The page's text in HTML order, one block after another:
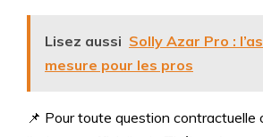
Lisez aussi Solly Azar Pro :
mesure pour les pros
📌 Pour toute question contractuelle